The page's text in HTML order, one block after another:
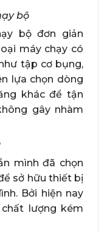
bộ
bộ đơn giản
máy chạy có
tập cơ bụng,
lựa chọn dòng
khác để tận
gây nhàm
mình đã chọn
sở hữu thiết bị
Bởi hiện nay
lượng kém